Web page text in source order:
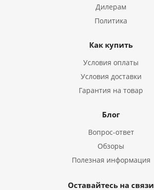
Дилерам
Политика
Как купить
Условия оплаты
Условия доставки
Гарантия на товар
Блог
Вопрос-ответ
Обзоры
Полезная информация
Оставайтесь на связи